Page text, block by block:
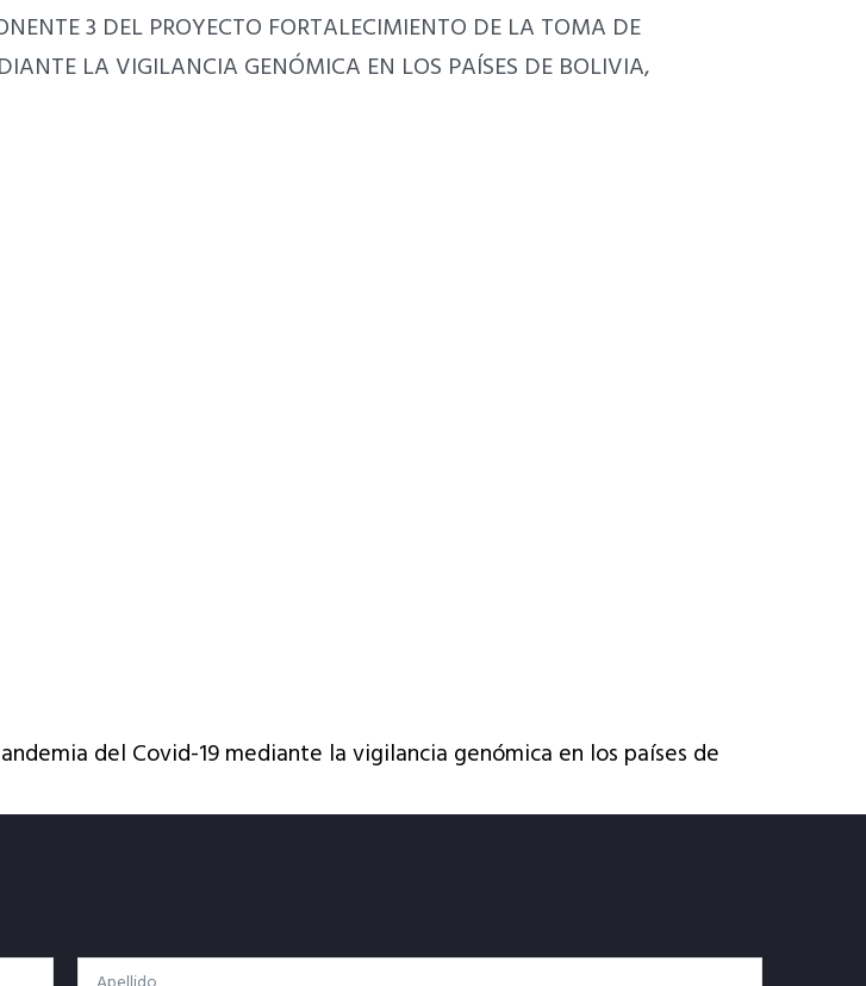
3 DEL PROYECTO FORTALECIMIENTO DE LA TOMA DE
LA VIGILANCIA GENÓMICA EN LOS PAÍSES DE BOLIVIA,
del Covid-19 mediante la vigilancia genómica en los países de
Apellido